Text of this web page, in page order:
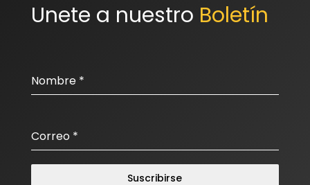
Unete a nuestro Boletín
Nombre *
Correo *
Suscribirse